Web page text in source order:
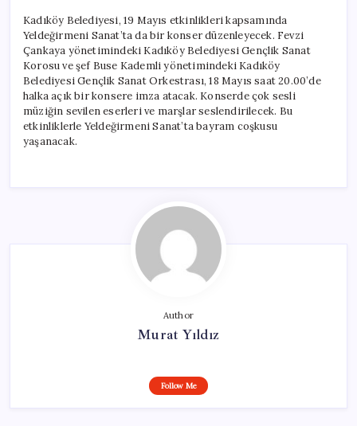
Kadıköy Belediyesi, 19 Mayıs etkinlikleri kapsamında
Yeldeğirmeni Sanat’ta da bir konser düzenleyecek. Fevzi
Çankaya yönetimindeki Kadıköy Belediyesi Gençlik Sanat
Korosu ve şef Buse Kademli yönetimindeki Kadıköy
Belediyesi Gençlik Sanat Orkestrası, 18 Mayıs saat 20.00’de
halka açık bir konsere imza atacak. Konserde çok sesli
müziğin sevilen eserleri ve marşlar seslendirilecek. Bu
etkinliklerle Yeldeğirmeni Sanat’ta bayram coşkusu
yaşanacak.
Author
Murat Yıldız
Follow Me